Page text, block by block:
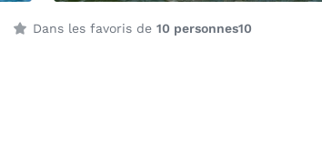
Dans les favoris de 10 personnes10